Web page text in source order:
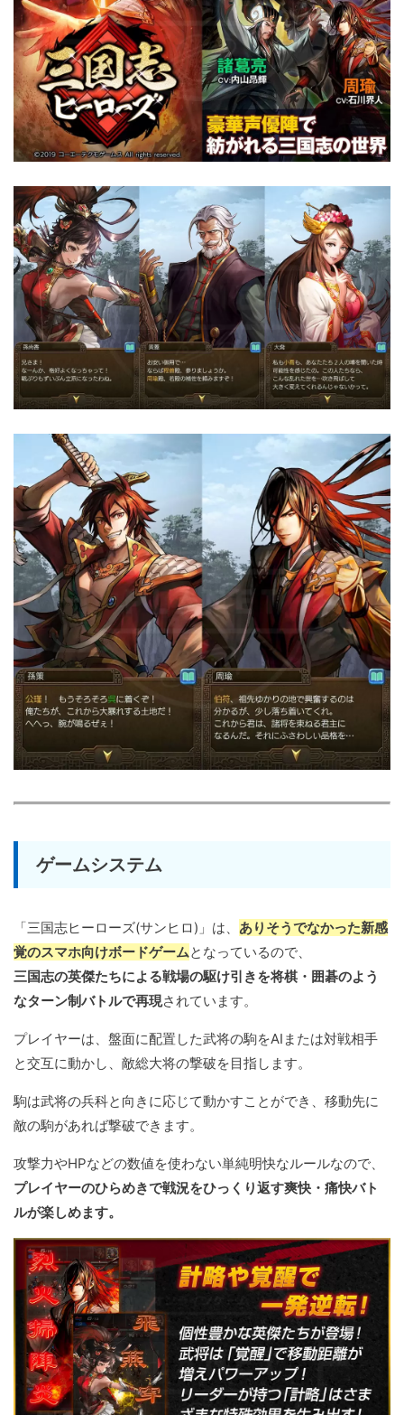
ゲームシステム
「三国志ヒーローズ(サンヒロ)」は、 ありそうでなかった新感
覚のスマホ向けボードゲームとなっているので、
三国志の英傑たちによる戦場の駆け引きを将棋・囲碁のよう
なターン制バトルで再現されています。
プレイヤーは、盤面に配置した武将の駒をAIまたは対戦相手
と交互に動かし、敵総大将の撃破を目指します。
駒は武将の兵科と向きに応じて動かすことができ、移動先に
敵の駒があれば撃破できます。
攻撃力やHPなどの数値を使わない単純明快なルールなので、
プレイヤーのひらめきで戦況をひっくり返す爽快・痛快バト
ルが楽しめます。